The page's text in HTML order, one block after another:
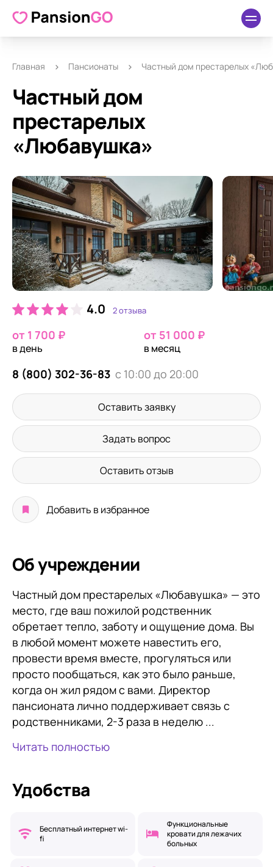
О пансионате Удобства Отзывы
Главная Пансионаты Частный дом престарелых
Частный дом
престарелых
«Любавушка»
4.0 2 отзыва
от 1 700 ₽
в день
от 51 000 ₽
в месяц
8 (800) 302-36-83 с 10:00 до 20:00
Оставить заявку
Задать вопрос
Оставить отзыв
Добавить в избранное
Об учреждении
Частный дом престарелых «Любавушка» — это
место, где ваш пожилой родственник
обретает тепло, заботу и ощущение дома. Вы
в любой момент можете навестить его,
провести время вместе, прогуляться или
просто пообщаться, как это было раньше,
когда он жил рядом с вами. Директор
пансионата лично поддерживает связь с
родственниками, 2-3 раза в неделю ...
Читать полностью
Удобства
Бесплатный интернет wi-
fi
Функциональные
кровати для лежачих
больных